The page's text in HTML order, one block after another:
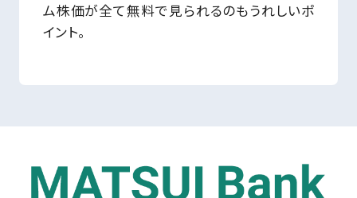
ム株価が全て無料で見られるのもうれしいポ
イント。